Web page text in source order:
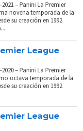
– Panini La Premier
novena temporada de la
su creación en 1992.
League
– Panini La Premier
octava temporada de la
su creación en 1992.
League